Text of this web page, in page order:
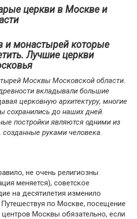
церкви в Москве и
и монастырей которые
Лучшие церкви
Москвы Московской области.
вкладывали большие
церковную архитектуру, многие
сохранились до наших дней.
постройки являются одними из
руками человека.
не очень религиозны
меняется), советское
на десятилетия изменило
по Москве, посещение
Москвы обязательно, если